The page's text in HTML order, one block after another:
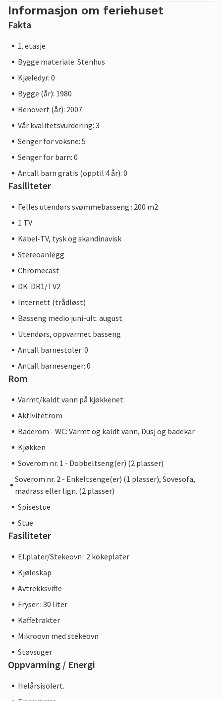
Informasjon om feriehuset
Fakta
1. etasje
Bygge materiale: Stenhus
Kjæledyr: 0
Bygge (år): 1980
Renovert (år): 2007
Vår kvalitetsvurdering: 3
Senger for voksne: 5
Senger for barn: 0
Antall barn gratis (opptil 4 år): 0
Fasiliteter
Felles utendørs svømmebasseng : 200 m2
1 TV
Kabel-TV, tysk og skandinavisk
Stereoanlegg
Chromecast
DK-DR1/TV2
Internett (trådløst)
Basseng medio juni-ult. august
Utendørs, oppvarmet basseng
Antall barnestoler: 0
Antall barnesenger: 0
Rom
Varmt/kaldt vann på kjøkkenet
Aktivitetrom
Baderom - WC: Varmt og kaldt vann, Dusj og badekar
Kjøkken
Soverom nr. 1 - Dobbeltseng(er) (2 plasser)
Soverom nr. 2 - Enkeltsenge(er) (1 plasser), Sovesofa,
madrass eller lign. (2 plasser)
Spisestue
Stue
Fasiliteter
El.plater/Stekeovn : 2 kokeplater
Kjøleskap
Avtrekksvifte
Fryser : 30 liter
Kaffetrakter
Mikroovn med stekeovn
Støvsuger
Oppvarming / Energi
Helårsisolert.